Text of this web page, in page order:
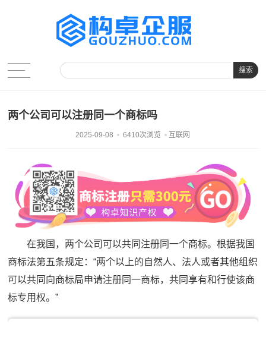
搜索
两个公司可以注册同一个商标吗
2025-09-08 6410次浏览 互联网
在我国，两个公司可以共同注册同一个商标。根据我国
商标法第五条规定：“两个以上的自然人、法人或者其他组织
可以共同向商标局申请注册同一商标，共同享有和行使该商
标专用权。”